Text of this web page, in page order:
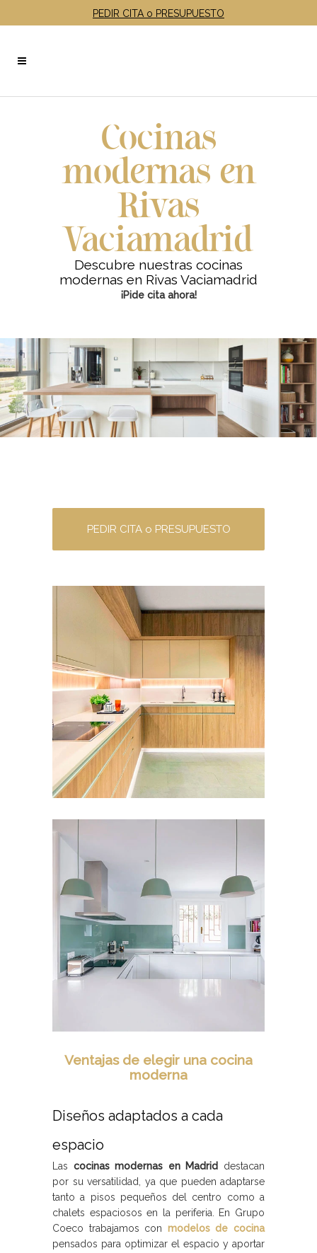
PEDIR CITA o PRESUPUESTO
Cocinas
modernas en
Rivas
Vaciamadrid
Descubre nuestras cocinas
modernas en Rivas Vaciamadrid
¡Pide cita ahora!
PEDIR CITA o PRESUPUESTO
Ventajas de elegir una cocina
moderna
Diseños adaptados a cada
espacio
Las cocinas modernas en Madrid
destacan
por su versatilidad, ya que pueden adaptarse
tanto a pisos pequeños del centro como a
chalets espaciosos en la periferia. En Grupo
Coeco trabajamos con modelos de cocina
pensados para optimizar el espacio y aportar